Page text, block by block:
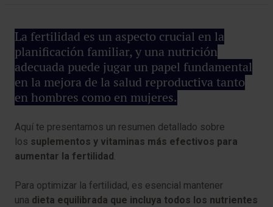
La fertilidad es un aspecto crucial en la
planificación familiar, y una nutrición
adecuada puede jugar un papel fundamental
en la mejora de la salud reproductiva tanto
en hombres como en mujeres.
Aquí te presentamos un resumen detallado sobre
los suplementos y vitaminas más efectivos para
aumentar la fertilidad .
Para optimizar la fertilidad, es esencial mantener
una dieta equilibrada que incluya todos los nutrientes